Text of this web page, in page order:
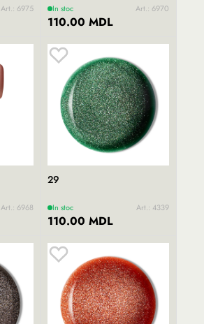
Art.: 6975 In stoc Art.: 6970
110.00 MDL
Art.: 6968
29
In stoc Art.: 4339
110.00 MDL